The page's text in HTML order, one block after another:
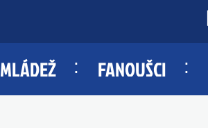
MLÁDEŽ FANOUŠCI